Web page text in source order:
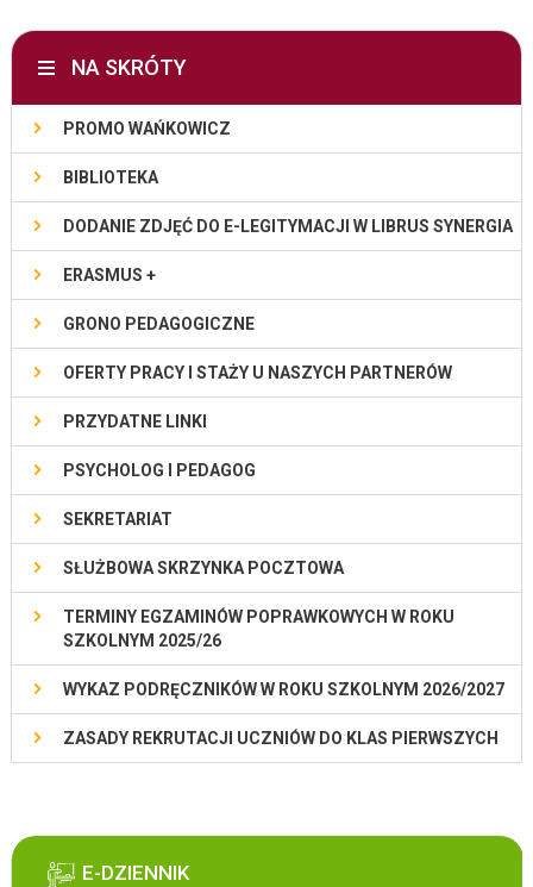
NA SKRÓTY
PROMO WAŃKOWICZ
BIBLIOTEKA
DODANIE ZDJĘĆ DO E-LEGITYMACJI W LIBRUS SYNERGIA
ERASMUS +
GRONO PEDAGOGICZNE
OFERTY PRACY I STAŻY U NASZYCH PARTNERÓW
PRZYDATNE LINKI
PSYCHOLOG I PEDAGOG
SEKRETARIAT
SŁUŻBOWA SKRZYNKA POCZTOWA
TERMINY EGZAMINÓW POPRAWKOWYCH W ROKU
SZKOLNYM 2025/26
WYKAZ PODRĘCZNIKÓW W ROKU SZKOLNYM 2026/2027
ZASADY REKRUTACJI UCZNIÓW DO KLAS PIERWSZYCH
E-DZIENNIK